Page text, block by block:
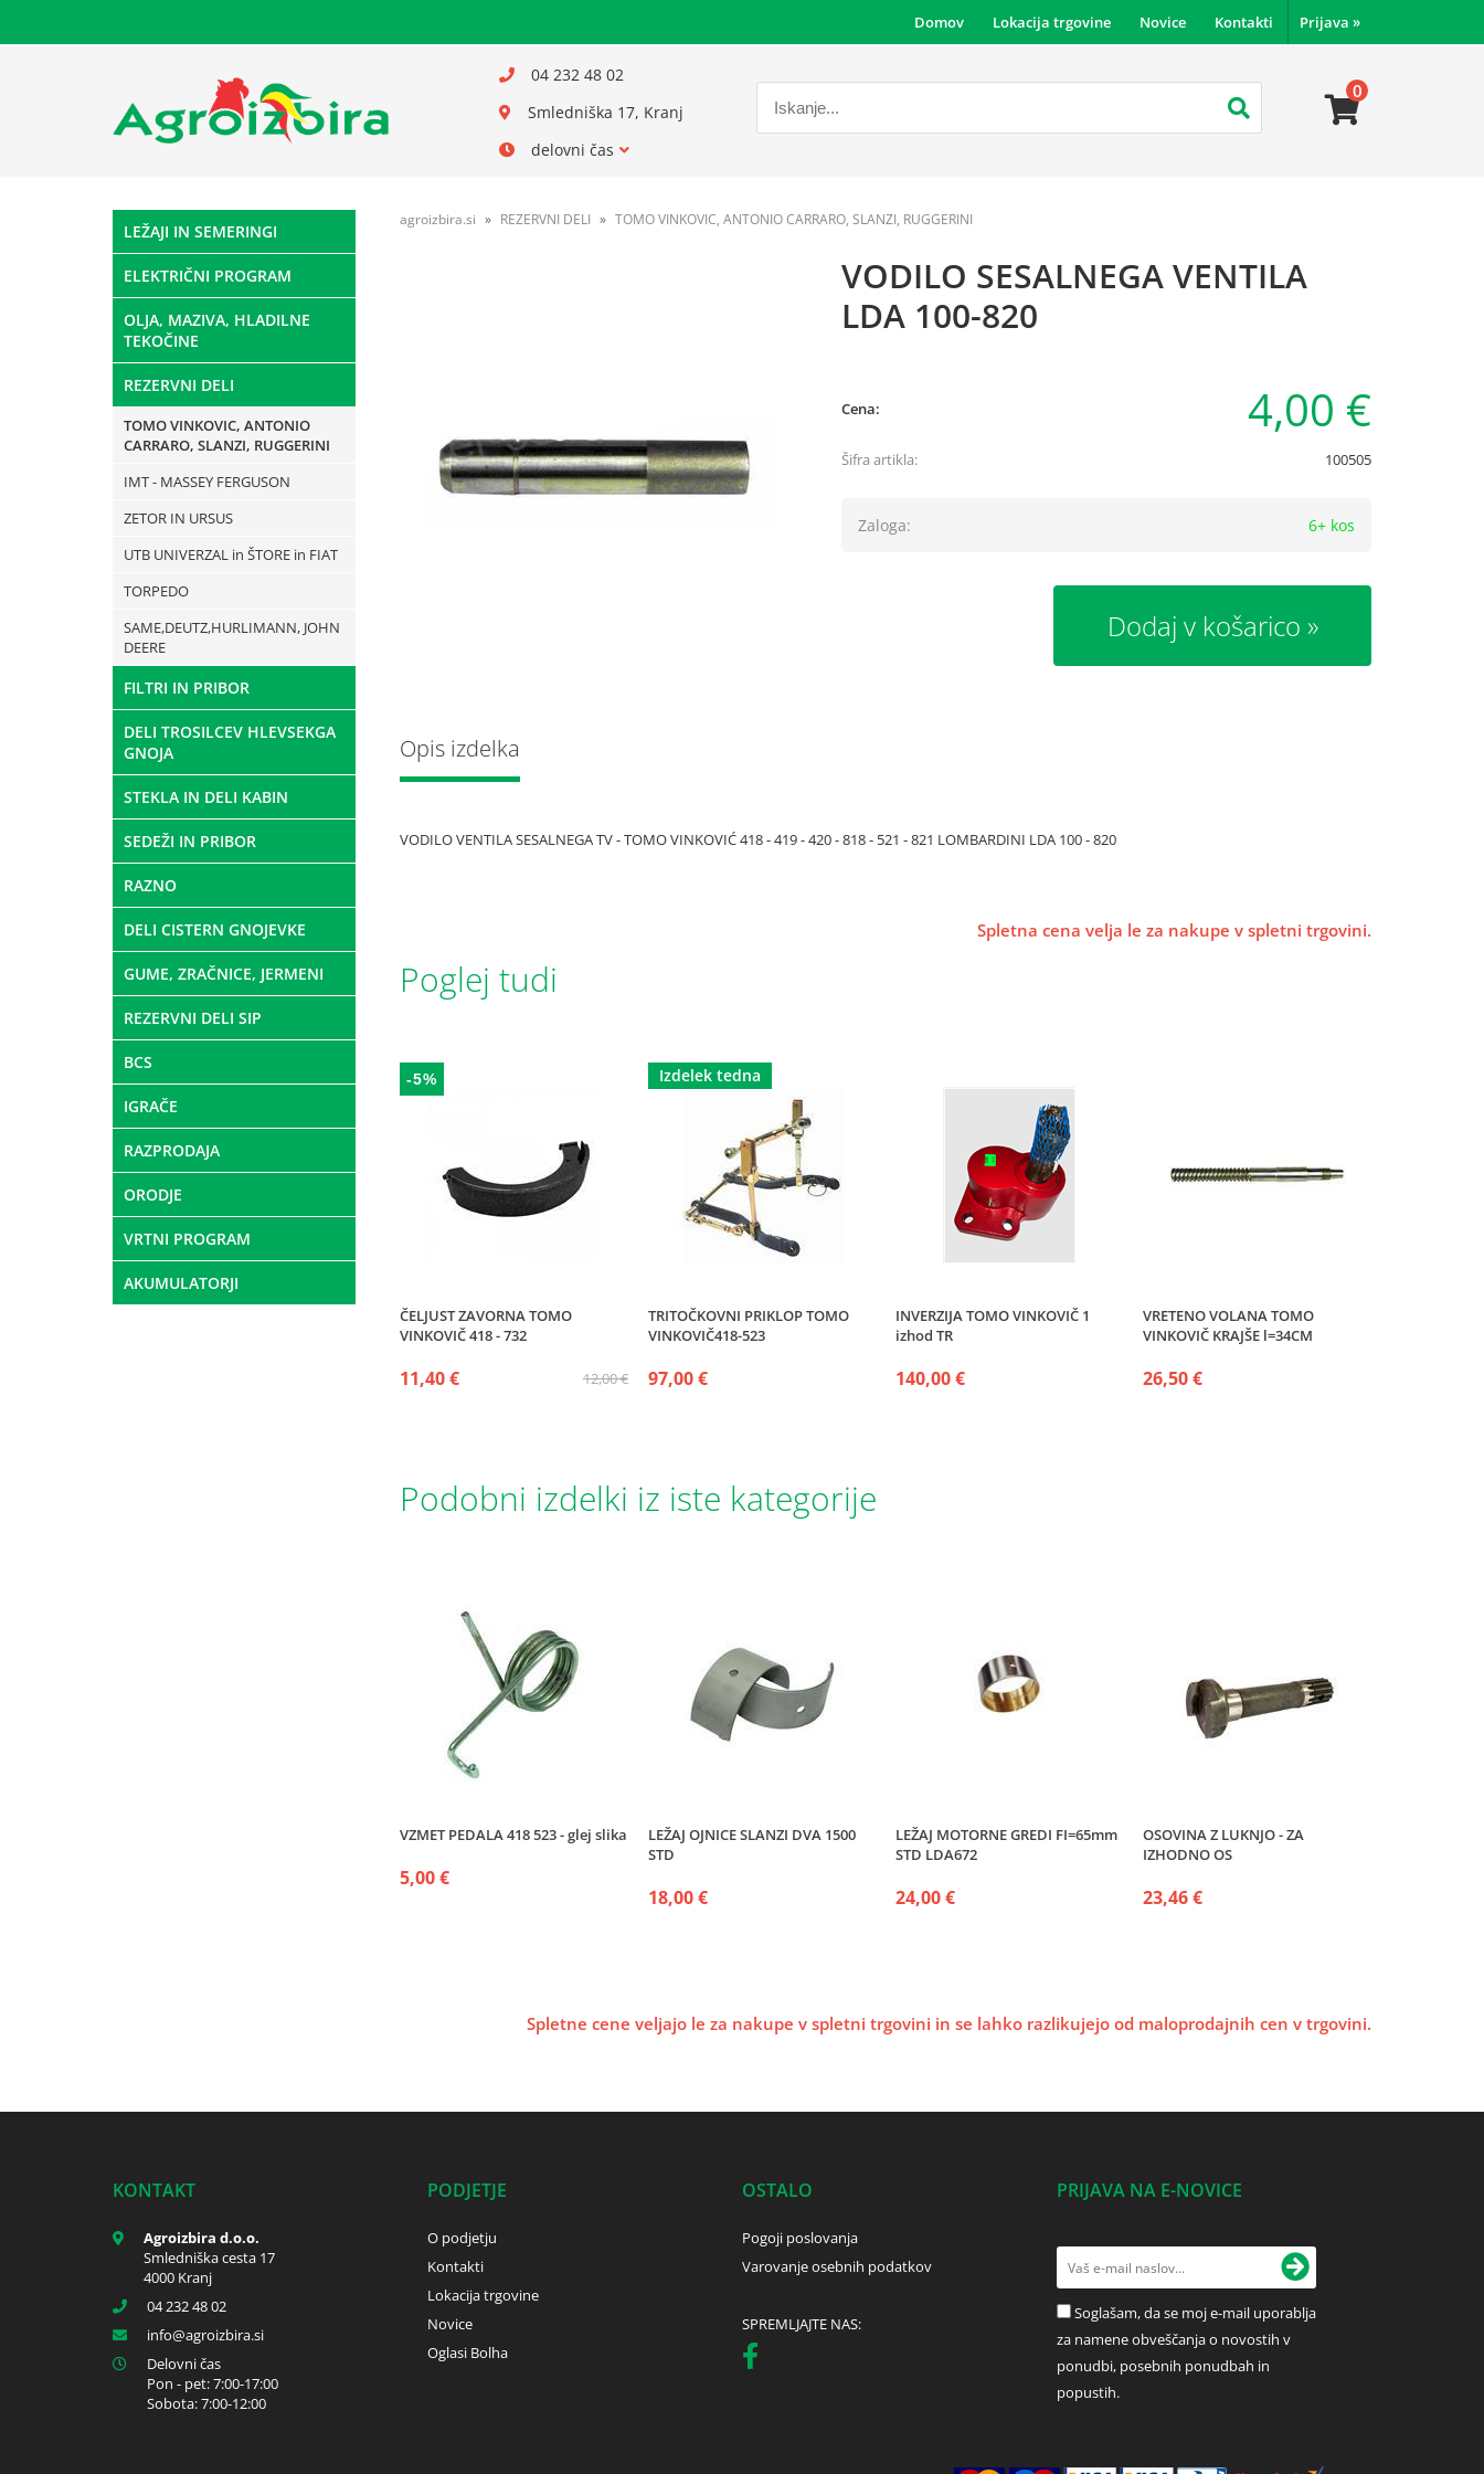
Prijava »
Domov Lokacija trgovine Novice Kontakti
04 232 48 02
Smledniška 17, Kranj
delovni čas
0
LEŽAJI IN SEMERINGI
ELEKTRIČNI PROGRAM
OLJA, MAZIVA, HLADILNE
TEKOČINE
REZERVNI DELI
TOMO VINKOVIC, ANTONIO
CARRARO, SLANZI, RUGGERINI
IMT - MASSEY FERGUSON
ZETOR IN URSUS
UTB UNIVERZAL in ŠTORE in FIAT
TORPEDO
SAME,DEUTZ,HURLIMANN, JOHN
DEERE
FILTRI IN PRIBOR
DELI TROSILCEV HLEVSEKGA
GNOJA
STEKLA IN DELI KABIN
SEDEŽI IN PRIBOR
RAZNO
DELI CISTERN GNOJEVKE
GUME, ZRAČNICE, JERMENI
REZERVNI DELI SIP
BCS
IGRAČE
RAZPRODAJA
ORODJE
VRTNI PROGRAM
AKUMULATORJI
agroizbira.si REZERVNI DELI TOMO VINKOVIC, ANTONIO CARRARO, SLANZI, RUGGERINI
VODILO SESALNEGA VENTILA
LDA 100-820
Cena: 4,00 €
Šifra artikla: 100505
Zaloga: 6+ kos
Dodaj v košarico
Opis izdelka
VODILO VENTILA SESALNEGA TV - TOMO VINKOVIĆ 418 - 419 - 420 - 818 - 521 - 821 LOMBARDINI LDA 100 - 820
Spletna cena velja le za nakupe v spletni trgovini.
Poglej tudi
-5%
ČELJUST ZAVORNA TOMO
VINKOVIČ 418 - 732
12,00 €
11,40 €
Izdelek tedna
TRITOČKOVNI PRIKLOP TOMO
VINKOVIČ418-523
97,00 €
INVERZIJA TOMO VINKOVIČ 1
izhod TR
140,00 €
VRETENO VOLANA TOMO
VINKOVIČ KRAJŠE l=34CM
26,50 €
Podobni izdelki iz iste kategorije
VZMET PEDALA 418 523 - glej slika
5,00 €
LEŽAJ OJNICE SLANZI DVA 1500
STD
18,00 €
LEŽAJ MOTORNE GREDI FI=65mm
STD LDA672
24,00 €
OSOVINA Z LUKNJO - ZA
IZHODNO OS
23,46 €
Spletne cene veljajo le za nakupe v spletni trgovini in se lahko razlikujejo od maloprodajnih cen v trgovini.
KONTAKT
Agroizbira d.o.o.
Smledniška cesta 17
4000 Kranj
04 232 48 02
info
agroizbira.si
Delovni čas
Pon - pet: 7:00-17:00
Sobota: 7:00-12:00
PODJETJE
O podjetju
Kontakti
Lokacija trgovine
Novice
Oglasi Bolha
OSTALO
Pogoji poslovanja
Varovanje osebnih podatkov
SPREMLJAJTE NAS:
PRIJAVA NA E-NOVICE
Soglašam, da se moj e-mail uporablja
za namene obveščanja o novostih v
ponudbi, posebnih ponudbah in
popustih.